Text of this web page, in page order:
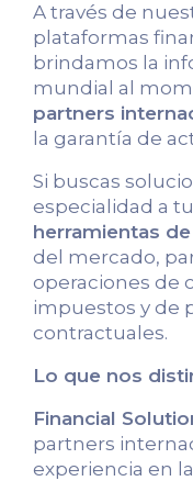
A través de
plataformas
brindamos la
mundial al
partners
la garantía de
Si buscas
especialidad a
herramientas
del mercado,
operaciones de
impuestos y de
contractuales.
Lo que nos
Financial
partners
experiencia en